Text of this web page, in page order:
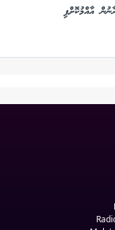
އާއްމުކޮށްފި